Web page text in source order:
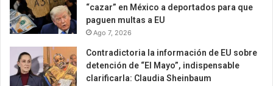
“cazar” en México a deportados para que
paguen multas a EU
Ago 7, 2026
Contradictoria la información de EU sobre
detención de “El Mayo”, indispensable
clarificarla: Claudia Sheinbaum